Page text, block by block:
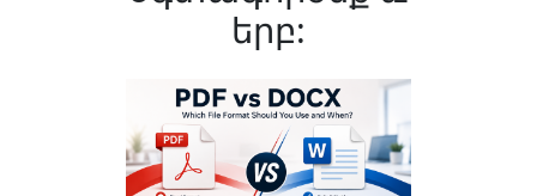
երբ: